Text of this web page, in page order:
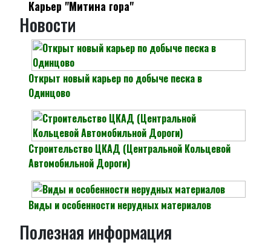
Карьер "Митина гора"
Новости
Открыт новый карьер по добыче песка в
Одинцово
Строительство ЦКАД (Центральной Кольцевой
Автомобильной Дороги)
Виды и особенности нерудных материалов
Полезная информация